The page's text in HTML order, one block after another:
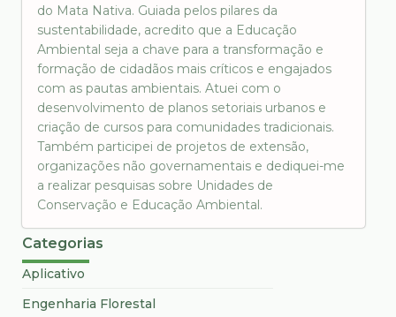
do Mata Nativa. Guiada pelos pilares da
sustentabilidade, acredito que a Educação
Ambiental seja a chave para a transformação e
formação de cidadãos mais críticos e engajados
com as pautas ambientais. Atuei com o
desenvolvimento de planos setoriais urbanos e
criação de cursos para comunidades tradicionais.
Também participei de projetos de extensão,
organizações não governamentais e dediquei-me
a realizar pesquisas sobre Unidades de
Conservação e Educação Ambiental.
Categorias
Aplicativo
Engenharia Florestal